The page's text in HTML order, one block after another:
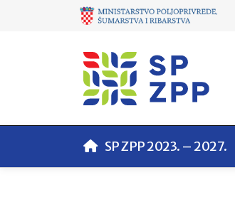
SP ZPP 2023. – 2027.